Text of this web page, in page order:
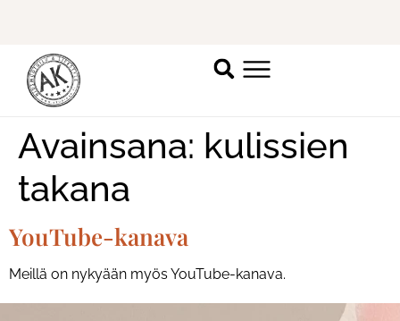
Ilmoittaudu mukaan ripsienpidennyskoulutukseen.
Avainsana: kulissien
takana
YouTube-kanava
Meillä on nykyään myös YouTube-kanava.